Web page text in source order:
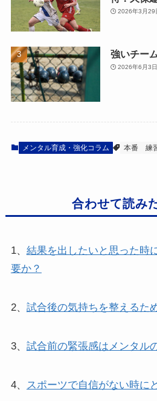
2026年3月29
強いチー
2026年6月3日
メンタル育成・強化コラム 本番 練
合わせて読み
1、 結果を出したいと思った時
要か？
2、 試合後の気持ちを整えるた
3、 試合前の緊張感はメンタル
4、 スポーツで自信がない時に